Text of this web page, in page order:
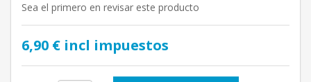
Sea el primero en revisar este producto
6,90 € incl impuestos